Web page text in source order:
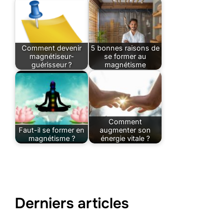
Comment devenir
magnétiseur-
guérisseur ?
5 bonnes raisons de
se former au
magnétisme
Faut-il se former en
magnétisme ?
Comment
augmenter son
énergie vitale ?
Derniers articles